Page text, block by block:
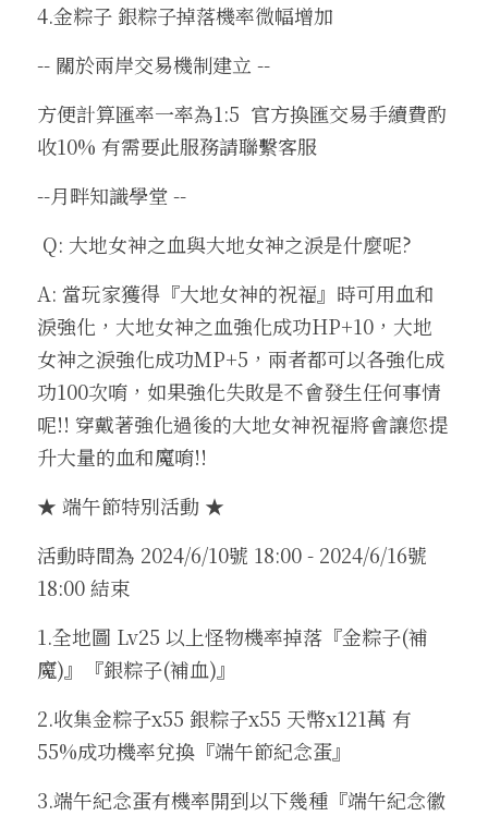
4.金粽子 銀粽子掉落機率微幅增加
-- 關於兩岸交易機制建立 --
方便計算匯率一率為1:5  官方換匯交易手續費酌
收10% 有需要此服務請聯繫客服
--月畔知識學堂 --
Q: 大地女神之血與大地女神之淚是什麼呢?
A: 當玩家獲得『大地女神的祝福』時可用血和
淚強化，大地女神之血強化成功HP+10，大地
女神之淚強化成功MP+5，兩者都可以各強化成
功100次唷，如果強化失敗是不會發生任何事情
呢!! 穿戴著強化過後的大地女神祝福將會讓您提
升大量的血和魔唷!!
★ 端午節特別活動 ★
活動時間為 2024/6/10號 18:00 - 2024/6/16號
18:00 結束
1.全地圖 Lv25 以上怪物機率掉落『金粽子(補
魔)』『銀粽子(補血)』
2.收集金粽子x55 銀粽子x55 天幣x121萬 有
55%成功機率兌換『端午節紀念蛋』
3.端午紀念蛋有機率開到以下幾種『端午紀念徽